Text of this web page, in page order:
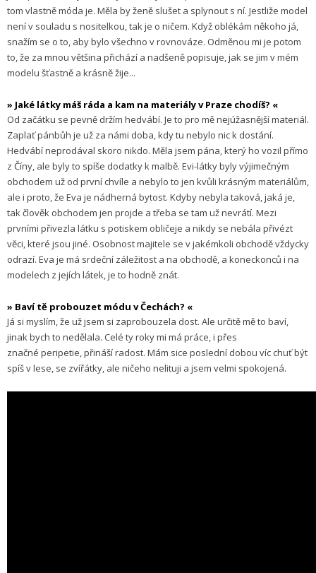
tom vlastně móda je. Měla by ženě slušet a splynout s ní. Jestliže model
není v souladu s nositelkou, tak je o ničem. Když oblékám někoho já,
snažím se o to, aby bylo všechno v rovnováze. Odměnou mi je potom
to, že za mnou většina přichází a nadšeně popi­suje, jak se jim v mém
modelu šťastně a krásně žije...
» Jaké látky máš ráda a kam na materiály v Praze chodíš? «
Od začátku se pevně držím hedvábí. Je to pro mě nejúžasnější materiál.
Zaplať pánbůh je už za námi doba, kdy tu nebylo nic k dostání.
Hedvábí neprodával skoro nikdo. Měla jsem pána, který ho vozil přímo
z Číny, ale byly to spíše dodatky k malbě. Evi-látky byly výjimečným
obchodem už od první chvíle a nebylo to jen kvůli krásným materiálům,
ale i proto, že Eva je nádherná bytost. Kdyby nebyla taková, jaká je,
tak člověk obchodem jen projde a třeba se tam už nevrátí. Mezi
prvními přivezla látku s potiskem obličeje a nikdy se nebála přivézt
věci, které jsou jiné. Osobnost majitele se v jakémkoli obchodě vždycky
odrazí. Eva je má srdeční záležitost a na obchodě, a koneckonců i na
modelech z jejích látek, je to hodně znát.
» Baví tě probouzet módu v Čechách? «
Já si myslím, že už jsem si zaprobouzela dost. Ale určitě mě to baví,
jinak bych to nedělala. Celé ty roky mi má práce, i přes
značné peripetie, přináší radost. Mám sice poslední dobou víc chuť být
spíš v lese, se zvířátky, ale ničeho nelituji a jsem velmi spokojená.